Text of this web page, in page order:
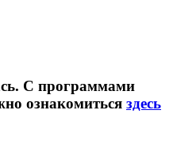
С программами
ознакомиться здесь